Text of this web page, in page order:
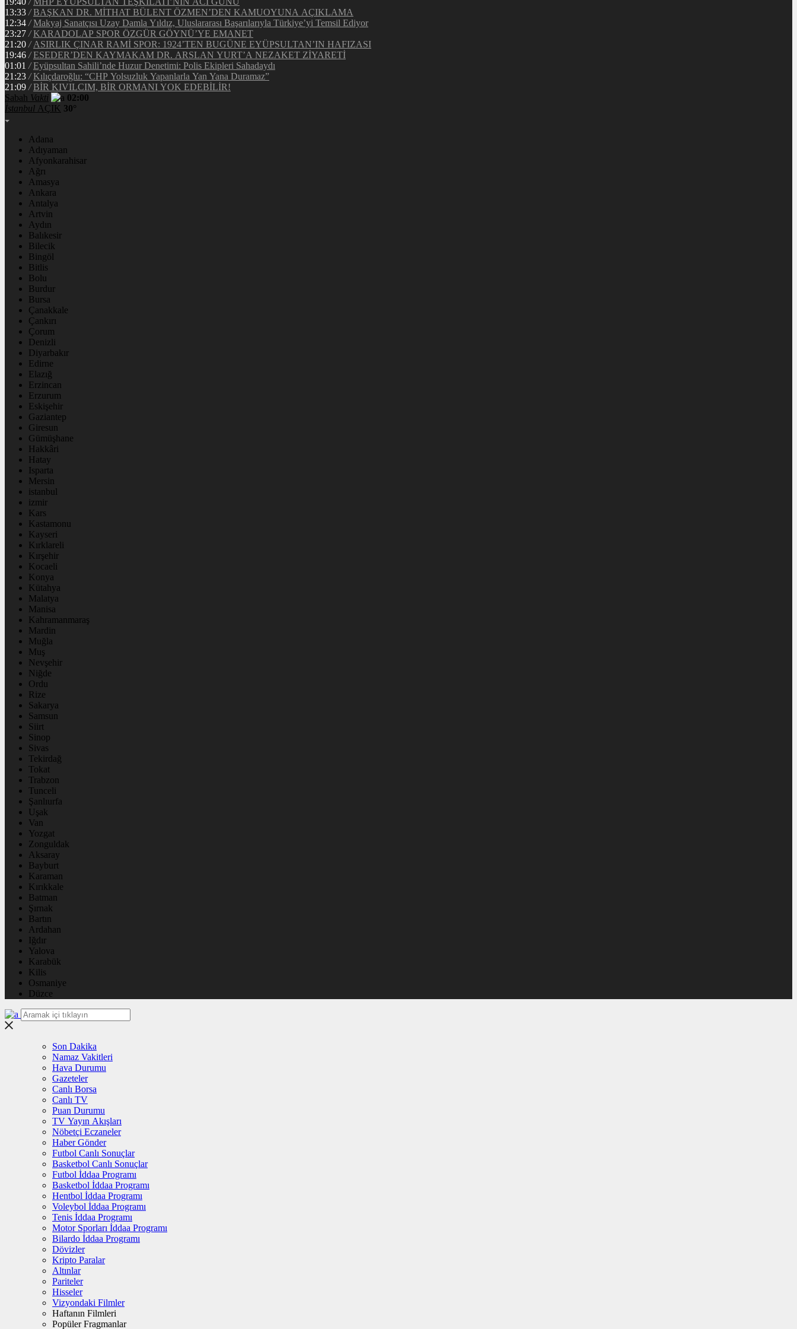
13:33 / BAŞKAN DR. MİTHAT BÜLENT ÖZMEN’DEN KAMUOYUNA AÇIKLAMA
12:34 / Makyaj Sanatçısı Uzay Damla Yıldız, Uluslararası Başarılarıyla Türkiye’yi Temsil Ediyor
23:27 / KARADOLAP SPOR ÖZGÜR GÖYNÜ’YE EMANET
21:20 / ASIRLIK ÇINAR RAMİ SPOR: 1924’TEN BUGÜNE EYÜPSULTAN’IN HAFIZASI
19:46 / ESEDER’DEN KAYMAKAM DR. ARSLAN YURT’A NEZAKET ZİYARETİ
01:01 / Eyüpsultan Sahili’nde Huzur Denetimi: Polis Ekipleri Sahadaydı
21:23 / Kılıçdaroğlu: “CHP Yolsuzluk Yapanlarla Yan Yana Duramaz”
21:09 / BİR KIVILCIM, BİR ORMANI YOK EDEBİLİR!
Sabah Vakti
02:00
İstanbul AÇIK 30°
Adana
Adıyaman
Afyonkarahisar
Ağrı
Amasya
Ankara
Antalya
Artvin
Aydın
Balıkesir
Bilecik
Bingöl
Bitlis
Bolu
Burdur
Bursa
Çanakkale
Çankırı
Çorum
Denizli
Diyarbakır
Edirne
Elazığ
Erzincan
Erzurum
Eskişehir
Gaziantep
Giresun
Gümüşhane
Hakkâri
Hatay
Isparta
Mersin
istanbul
izmir
Kars
Kastamonu
Kayseri
Kırklareli
Kırşehir
Kocaeli
Konya
Kütahya
Malatya
Manisa
Kahramanmaraş
Mardin
Muğla
Muş
Nevşehir
Niğde
Ordu
Rize
Sakarya
Samsun
Siirt
Sinop
Sivas
Tekirdağ
Tokat
Trabzon
Tunceli
Şanlıurfa
Uşak
Van
Yozgat
Zonguldak
Aksaray
Bayburt
Karaman
Kırıkkale
Batman
Şırnak
Bartın
Ardahan
Iğdır
Yalova
Karabük
Kilis
Osmaniye
Düzce
Son Dakika
Namaz Vakitleri
Hava Durumu
Gazeteler
Canlı Borsa
Canlı TV
Puan Durumu
TV Yayın Akışları
Nöbetçi Eczaneler
Haber Gönder
Futbol Canlı Sonuçlar
Basketbol Canlı Sonuçlar
Futbol İddaa Programı
Basketbol İddaa Programı
Hentbol İddaa Programı
Voleybol İddaa Programı
Tenis İddaa Programı
Motor Sporları İddaa Programı
Bilardo İddaa Programı
Dövizler
Kripto Paralar
Altınlar
Pariteler
Hisseler
Vizyondaki Filmler
Haftanın Filmleri
Popüler Fragmanlar